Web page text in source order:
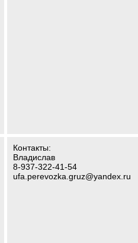
Контакты:
Владислав
8-937-322-41-54
ufa.perevozka.gruz@yandex.ru